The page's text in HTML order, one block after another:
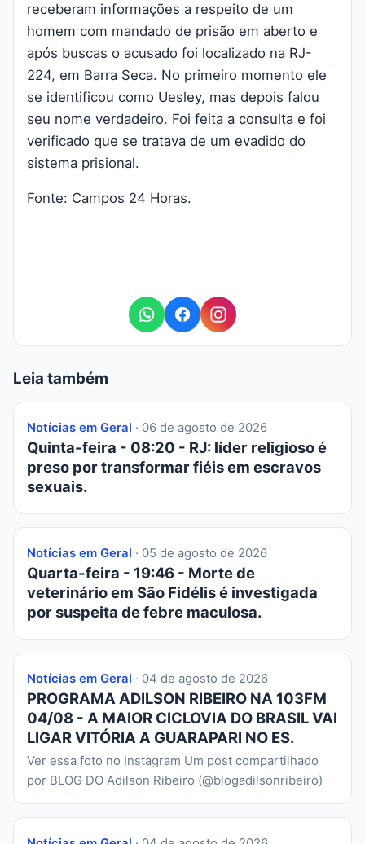
receberam informações a respeito de um
homem com mandado de prisão em aberto e
após buscas o acusado foi localizado na RJ-
224, em Barra Seca. No primeiro momento ele
se identificou como Uesley, mas depois falou
seu nome verdadeiro. Foi feita a consulta e foi
verificado que se tratava de um evadido do
sistema prisional.
Fonte: Campos 24 Horas.
Leia também
Notícias em Geral · 06 de agosto de 2026
Quinta-feira - 08:20 - RJ: líder religioso é
preso por transformar fiéis em escravos
sexuais.
Notícias em Geral · 05 de agosto de 2026
Quarta-feira - 19:46 - Morte de
veterinário em São Fidélis é investigada
por suspeita de febre maculosa.
Notícias em Geral · 04 de agosto de 2026
PROGRAMA ADILSON RIBEIRO NA 103FM
04/08 - A MAIOR CICLOVIA DO BRASIL VAI
LIGAR VITÓRIA A GUARAPARI NO ES.
Ver essa foto no Instagram Um post compartilhado
por BLOG DO Adilson Ribeiro (@blogadilsonribeiro)